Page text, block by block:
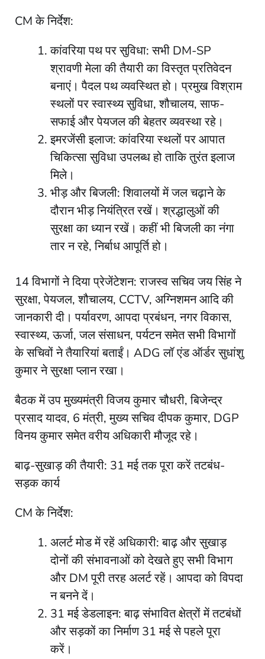
CM के निर्देश:
कांवरिया पथ पर सुविधा: सभी DM-SP
श्रावणी मेला की तैयारी का विस्तृत प्रतिवेदन
बनाएं। पैदल पथ व्यवस्थित हो। प्रमुख विश्राम
स्थलों पर स्वास्थ्य सुविधा, शौचालय, साफ-
सफाई और पेयजल की बेहतर व्यवस्था रहे।
इमरजेंसी इलाज: कांवरिया स्थलों पर आपात
चिकित्सा सुविधा उपलब्ध हो ताकि तुरंत इलाज
मिले।
भीड़ और बिजली: शिवालयों में जल चढ़ाने के
दौरान भीड़ नियंत्रित रखें। श्रद्धालुओं की
सुरक्षा का ध्यान रखें। कहीं भी बिजली का नंगा
तार न रहे, निर्बाध आपूर्ति हो।
14 विभागों ने दिया प्रेजेंटेशन: राजस्व सचिव जय सिंह ने
सुरक्षा, पेयजल, शौचालय, CCTV, अग्निशमन आदि की
जानकारी दी। पर्यावरण, आपदा प्रबंधन, नगर विकास,
स्वास्थ्य, ऊर्जा, जल संसाधन, पर्यटन समेत सभी विभागों
के सचिवों ने तैयारियां बताईं। ADG लॉ एंड ऑर्डर सुधांशु
कुमार ने सुरक्षा प्लान रखा।
बैठक में उप मुख्यमंत्री विजय कुमार चौधरी, बिजेन्द्र
प्रसाद यादव, 6 मंत्री, मुख्य सचिव दीपक कुमार, DGP
विनय कुमार समेत वरीय अधिकारी मौजूद रहे।
बाढ़-सुखाड़ की तैयारी: 31 मई तक पूरा करें तटबंध-
सड़क कार्य
CM के निर्देश:
अलर्ट मोड में रहें अधिकारी: बाढ़ और सुखाड़
दोनों की संभावनाओं को देखते हुए सभी विभाग
और DM पूरी तरह अलर्ट रहें। आपदा को विपदा
न बनने दें।
31 मई डेडलाइन: बाढ़ संभावित क्षेत्रों में तटबंधों
और सड़कों का निर्माण 31 मई से पहले पूरा
करें।